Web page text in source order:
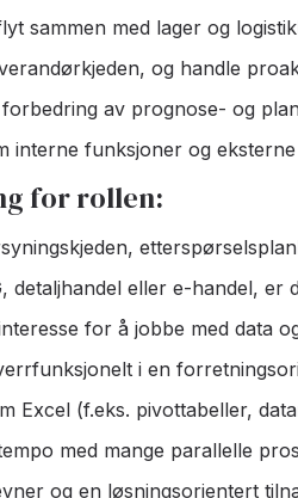
sammen med lager og
og handle
av prognose- og
interne funksjoner og
for rollen:
detaljhandel eller e-handel, er
for å jobbe med data
i en
Excel (f.eks. pivottabeller,
med mange parallelle
og en løsningsorientert